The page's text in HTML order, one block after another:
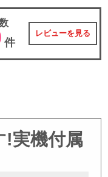
件
レビューを見る
!実機付属